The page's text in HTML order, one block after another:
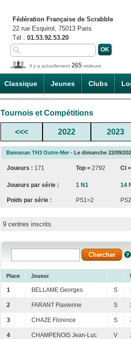
Classique Jeunes Clubs
Fédération Française de Scrabble
22 rue Esquirol, 75013 Paris
Tél : 01.53.92.53.20
Il y a actuellement 265 visiteurs
Tournois et Compétitions
<<< 2022 2023
Bamanan TH3 Outre-Mer - Le dimanche 22/09/
Joueurs : 171 Top = 2792 CI =
Joueurs par série : 1 N1 14
Poids par série : PS1=2
9 centres inscrits.
Place Joueur
1 BELLAME Georges S
2 FARANT Flavienne S
3 CHAZE Florence S
4 CHAMPENOIS Jean-Luc V